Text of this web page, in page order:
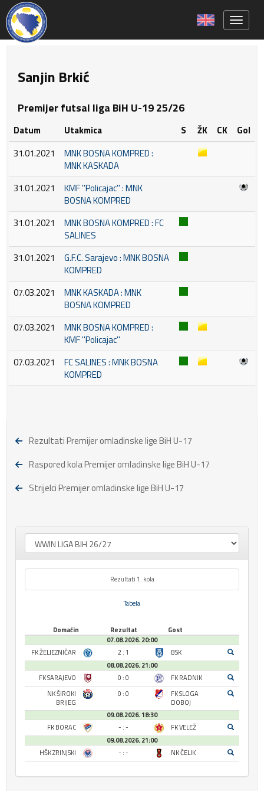
Sanjin Brkić
Premijer futsal liga BiH U-19 25/26
Datum Utakmica S ŽK CK
Gol
31.01.2021
MNK BOSNA KOMPRED :
MNK KASKADA
31.01.2021
KMF ''Policajac'' : MNK
BOSNA KOMPRED
31.01.2021
MNK BOSNA KOMPRED : FC
SALINES
31.01.2021
G.F.C. Sarajevo : MNK BOSNA
KOMPRED
07.03.2021
MNK KASKADA : MNK
BOSNA KOMPRED
07.03.2021
MNK BOSNA KOMPRED :
KMF ''Policajac''
07.03.2021
FC SALINES : MNK BOSNA
KOMPRED
Rezultati Premijer omladinske lige BiH U-17
Raspored kola Premijer omladinske lige BiH U-17
Strijelci Premijer omladinske lige BiH U-17
Rezultati 1. kola
Tabela
Domaćin Rezultat
Gost
07.08.2026. 20:00
FK ŽELJEZNIČAR
2 : 1
BSK
08.08.2026. 21:00
FK SARAJEVO
0 : 0
FK RADNIK
NK ŠIROKI
BRIJEG
0 : 0
FK SLOGA
DOBOJ
09.08.2026. 18:30
FK BORAC
- : -
FK VELEŽ
09.08.2026. 21:00
HŠK ZRINJSKI
- : - NK ČELIK